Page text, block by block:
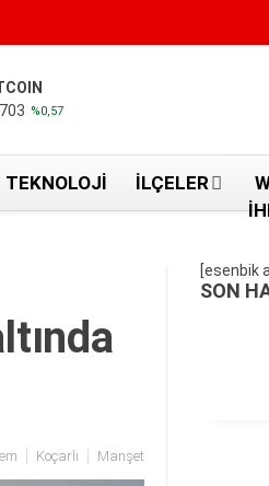
%0,57
TEKNOLOJI İLÇELER
Koçarlı Manşet
[esenbik
SON